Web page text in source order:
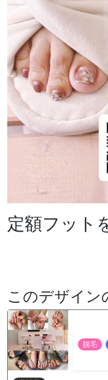
定額フット
このデザイン
脱毛